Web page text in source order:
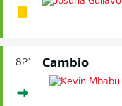
82' Cambio